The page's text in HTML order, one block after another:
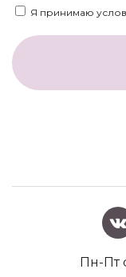
Я принимаю
Пн-Пт